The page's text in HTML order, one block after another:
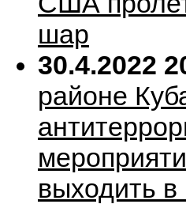
шар
30.4.2022
районе
выходить